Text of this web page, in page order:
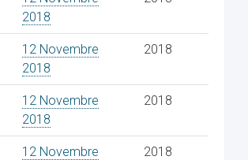
2018
12 Novembre
2018
2018
12 Novembre
2018
2018
12 Novembre
2018